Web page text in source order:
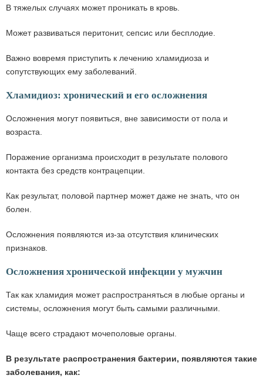
В тяжелых случаях может проникать в кровь.
Может развиваться перитонит, сепсис или бесплодие.
Важно вовремя приступить к лечению хламидиоза и
сопутствующих ему заболеваний.
Хламидиоз: хронический и его осложнения
Осложнения могут появиться, вне зависимости от пола и
возраста.
Поражение организма происходит в результате полового
контакта без средств контрацепции.
Как результат, половой партнер может даже не знать, что он
болен.
Осложнения появляются из-за отсутствия клинических
признаков.
Осложнения хронической инфекции у мужчин
Так как хламидия может распространяться в любые органы и
системы, осложнения могут быть самыми различными.
Чаще всего страдают мочеполовые органы.
В результате распространения бактерии, появляются такие
заболевания, как: